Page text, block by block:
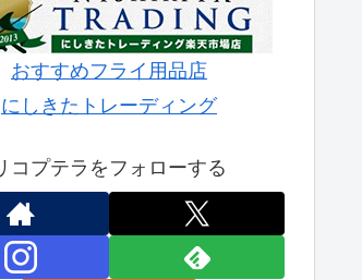
おすすめフライ用品店
にしきたトレーディング
コプテラをフォローする